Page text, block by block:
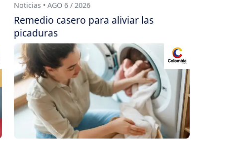
Noticias • AGO 6 / 2026
Remedio casero para aliviar las
picaduras